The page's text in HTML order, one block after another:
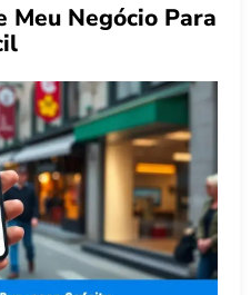
Meu Negócio Para